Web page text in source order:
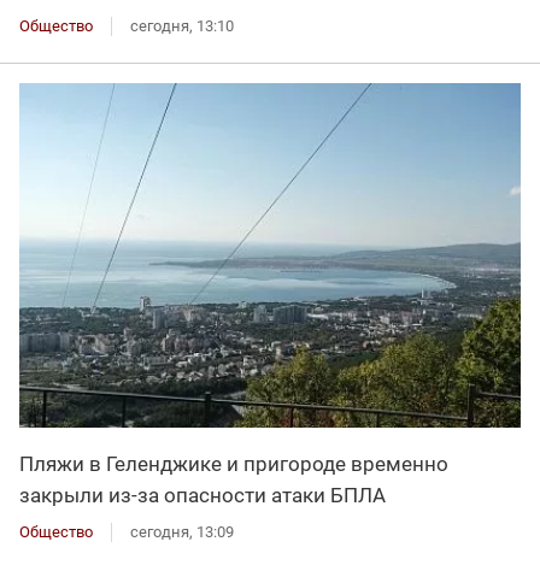
Общество сегодня, 13:10
Пляжи в Геленджике и пригороде временно
закрыли из-за опасности атаки БПЛА
Общество сегодня, 13:09